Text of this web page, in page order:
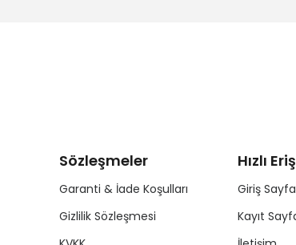
Sözleşmeler
Garanti & İade Koşulları
Gizlilik Sözleşmesi
Hızlı
Giriş
Kayıt